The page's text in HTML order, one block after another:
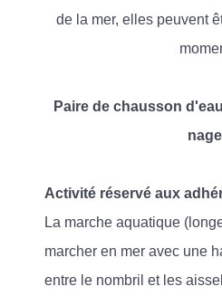
de la mer, elles peuvent
Paire de chausson
Activité réservé aux
La marche aquatique
marcher en mer avec une
entre le nombril et les